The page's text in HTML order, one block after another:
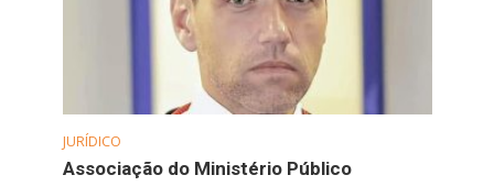
JURÍDICO
Associação do Ministério Público